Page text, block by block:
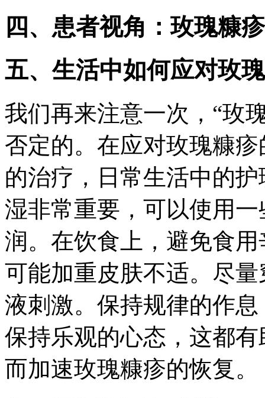
四、患者视角：玫瑰糠
五、生活中如何应对玫
我们再来注意一次，“玫
否定的。在应对玫瑰糠
的治疗，日常生活中的
湿非常重要，可以使用
润。在饮食上，避免食
可能加重皮肤不适。尽
液刺激。保持规律的作
保持乐观的心态，这都
而加速玫瑰糠疹的恢复。